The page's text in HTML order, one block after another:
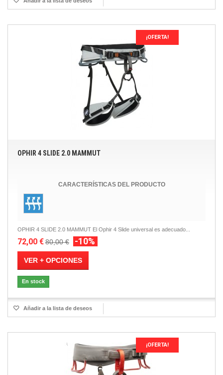
¡OFERTA!
OPHIR 4 SLIDE 2.0 MAMMUT
CARACTERÍSTICAS DEL PRODUCTO
OPHIR 4 SLIDE 2.0 MAMMUT El Ophir 4 Slide universal es adecuado...
72,00 €80,00 € -10%
VER + OPCIONES
En stock
Añadir a la lista de deseos
¡OFERTA!